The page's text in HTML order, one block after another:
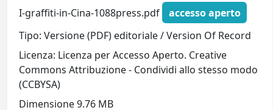
I-graffiti-in-Cina-1088press.pdf
accesso aperto
Tipo: Versione (PDF) editoriale / Version Of Record
Licenza: Licenza per Accesso Aperto. Creative
Commons Attribuzione - Condividi allo stesso modo
(CCBYSA)
Dimensione 9.76 MB